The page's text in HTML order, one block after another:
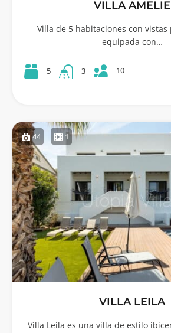
VILLA AMELIE
Villa de 5 habitaciones con vistas
equipada con…
5 3 10
44 1
VILLA LEILA
Villa Leila es una villa de estilo